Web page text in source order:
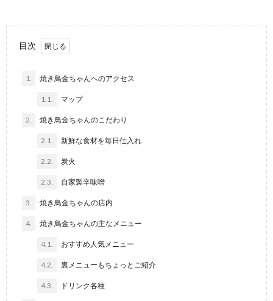
目次
1. 焼き鳥金ちゃんへのアクセス
1.1. マップ
2. 焼き鳥金ちゃんのこだわり
2.1. 新鮮な食材を毎日仕入れ
2.2. 炭火
2.3. 自家製辛味噌
3. 焼き鳥金ちゃんの店内
4. 焼き鳥金ちゃんの主なメニュー
4.1. おすすめ人気メニュー
4.2. 裏メニューもちょっとご紹介
4.3. ドリンク各種